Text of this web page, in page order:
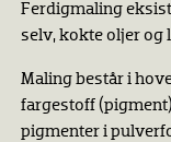
Ferdigmaling
selv, kokte oljer og
Maling består i
fargestoff
pigmenter i